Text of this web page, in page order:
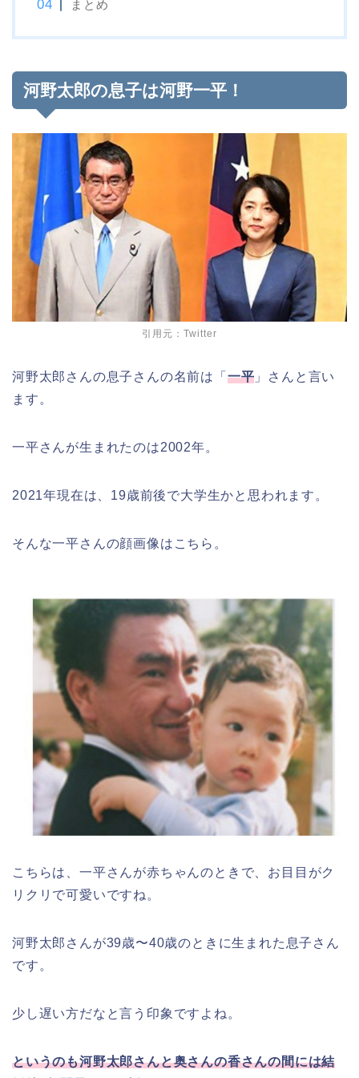
まとめ
河野太郎の息子は河野一平！
引用元：Twitter
河野太郎さんの息子さんの名前は「 一平 」さんと言い
ます。
一平さんが生まれたのは2002年。
2021年現在は、19歳前後で大学生かと思われます。
そんな一平さんの顔画像はこちら。
こちらは、一平さんが赤ちゃんのときで、お目目がク
リクリで可愛いですね。
河野太郎さんが39歳〜40歳のときに生まれた息子さん
です。
少し遅い方だなと言う印象ですよね。
というのも河野太郎さんと奥さんの香さんの間には結